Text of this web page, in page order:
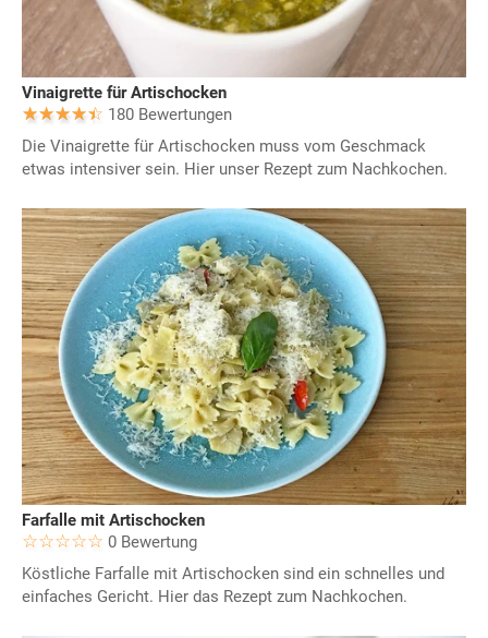
Vinaigrette für Artischocken
180 Bewertungen
Die Vinaigrette für Artischocken muss vom Geschmack
etwas intensiver sein. Hier unser Rezept zum Nachkochen.
Farfalle mit Artischocken
0 Bewertung
Köstliche Farfalle mit Artischocken sind ein schnelles und
einfaches Gericht. Hier das Rezept zum Nachkochen.